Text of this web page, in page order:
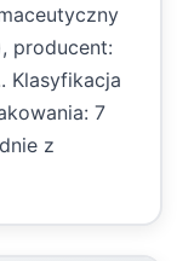
producent:
Klasyfikacja
7
z